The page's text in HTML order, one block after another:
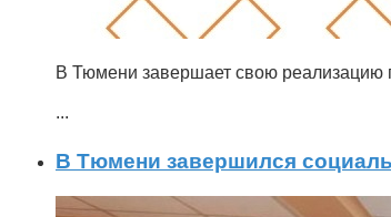
В Тюмени завершает свою реализацию
...
В Тюмени завершился